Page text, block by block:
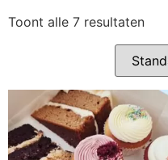
Toont alle 7 resultaten